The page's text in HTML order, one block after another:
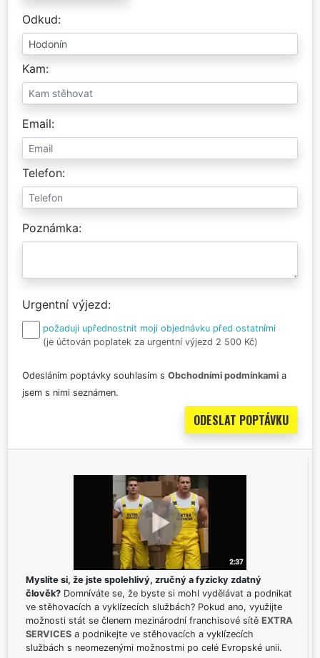
Odkud
Kam
Email
Telefon
Poznámka
Urgentní výjezd
požaduji upřednostnit moji objednávku před ostatními
(je účtován poplatek za urgentní výjezd 2 500 Kč)
Odesláním poptávky souhlasím s Obchodními podmínkami a
jsem s nimi seznámen.
Myslíte si, že jste spolehlivý, zručný a fyzicky zdatný
člověk? Domníváte se, že byste si mohl vydělávat a podnikat
ve stěhovacích a vyklízecích službách? Pokud ano, využijte
možnosti stát se členem mezinárodní franchisové sítě EXTRA
SERVICES a podnikejte ve stěhovacích a vyklízecích
službách s neomezenými možnostmi po celé Evropské unii.